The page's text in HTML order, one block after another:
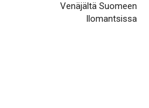
Venäjältä Suomeen
Ilomantsissa